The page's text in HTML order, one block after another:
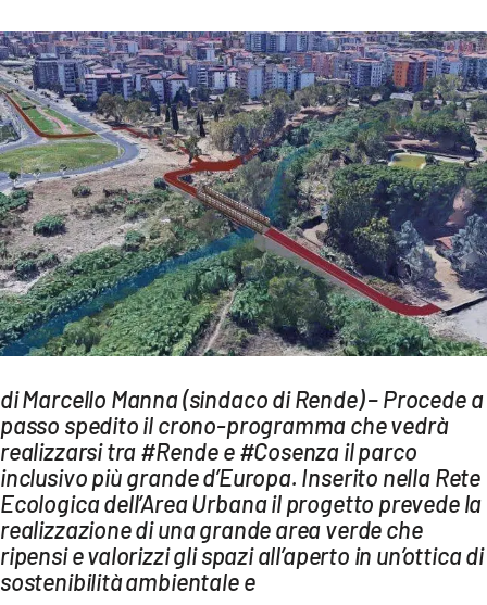
SANITÀ
SPORT
CULTURA
AMBIENTE
Streaming
LAC TV
LAC NETWORK
LAC ONAIR
LaC
Network
LACPLAY.IT
LACTV.IT
LACONAIR.IT
LACITYMAG.IT
di Marcello Manna (sindaco di Rende) – Procede a
passo spedito il crono-programma che vedrà
realizzarsi tra #Rende e #Cosenza il parco
inclusivo più grande d’Europa. Inserito nella Rete
Ecologica dell’Area Urbana il progetto prevede la
realizzazione di una grande area verde che
ripensi e valorizzi gli spazi all’aperto in un’ottica di
sostenibilità ambientale e